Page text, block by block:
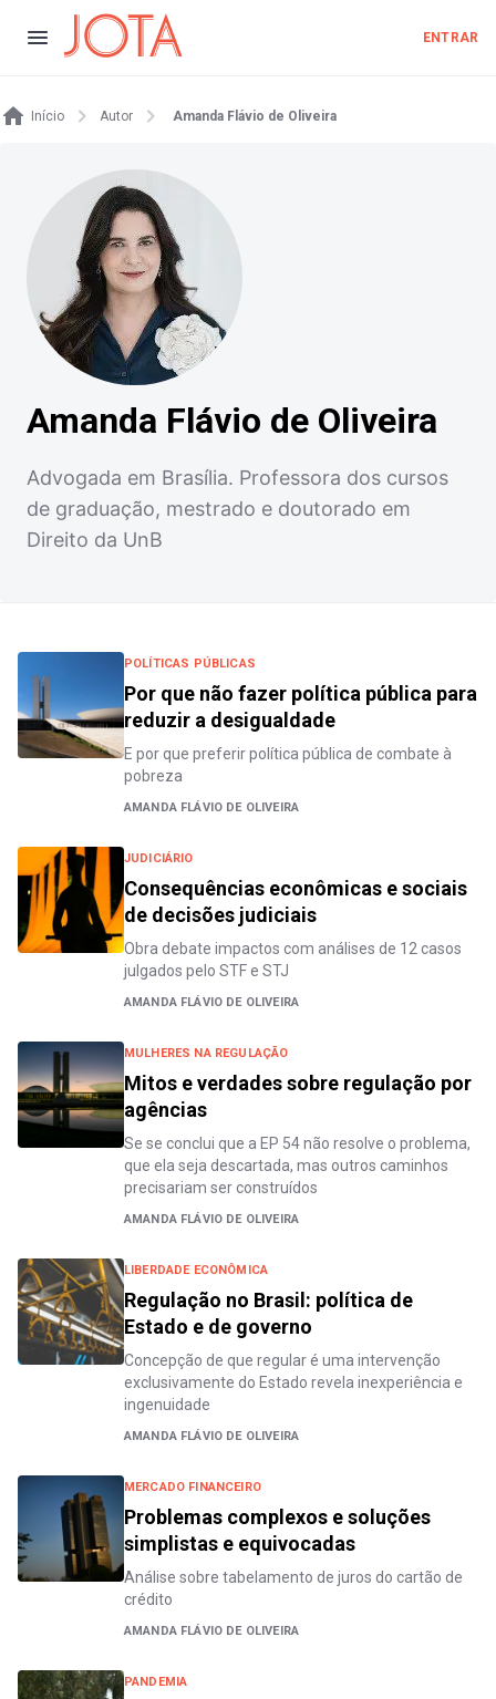
ENTRAR
Início Autor Amanda Flávio de Oliveira
Amanda Flávio de Oliveira
Advogada em Brasília. Professora dos cursos
de graduação, mestrado e doutorado em
Direito da UnB
POLÍTICAS PÚBLICAS
Por que não fazer política pública para
reduzir a desigualdade
E por que preferir política pública de combate à
pobreza
AMANDA FLÁVIO DE OLIVEIRA
JUDICIÁRIO
Consequências econômicas e sociais
de decisões judiciais
Obra debate impactos com análises de 12 casos
julgados pelo STF e STJ
AMANDA FLÁVIO DE OLIVEIRA
MULHERES NA REGULAÇÃO
Mitos e verdades sobre regulação por
agências
Se se conclui que a EP 54 não resolve o problema,
que ela seja descartada, mas outros caminhos
precisariam ser construídos
AMANDA FLÁVIO DE OLIVEIRA
LIBERDADE ECONÔMICA
Regulação no Brasil: política de
Estado e de governo
Concepção de que regular é uma intervenção
exclusivamente do Estado revela inexperiência e
ingenuidade
AMANDA FLÁVIO DE OLIVEIRA
MERCADO FINANCEIRO
Problemas complexos e soluções
simplistas e equivocadas
Análise sobre tabelamento de juros do cartão de
crédito
AMANDA FLÁVIO DE OLIVEIRA
PANDEMIA